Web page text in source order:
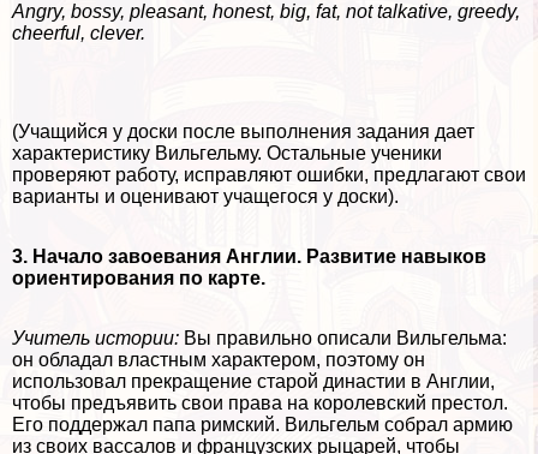
Angry, bossy, pleasant, honest, big, fat, not talkative, greedy,
cheerful, clever.
(Учащийся у доски после выполнения задания дает
хаpaктеристику Вильгельму. Остальные ученики
проверяют работу, исправляют ошибки, предлагают свои
варианты и оценивают учащегося у доски).
3. Начало завоевания Англии. Развитие навыков
ориентирования по карте.
Учитель истории: Вы правильно описали Вильгельма:
он обладал властным хаpaктером, поэтому он
использовал прекращение старой династии в Англии,
чтобы предъявить свои права на королевский престол.
Его поддержал папа римский. Вильгельм собрал армию
из своих вассалов и французских рыцарей, чтобы